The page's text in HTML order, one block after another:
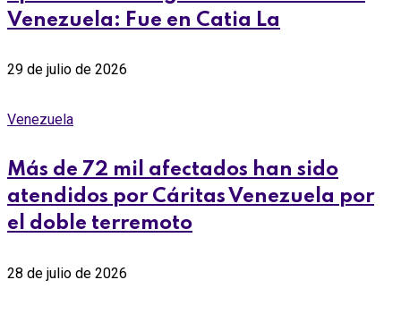
Venezuela: Fue en Catia La
29 de julio de 2026
Venezuela
Más de 72 mil afectados han sido
atendidos por Cáritas Venezuela por
el doble terremoto
28 de julio de 2026